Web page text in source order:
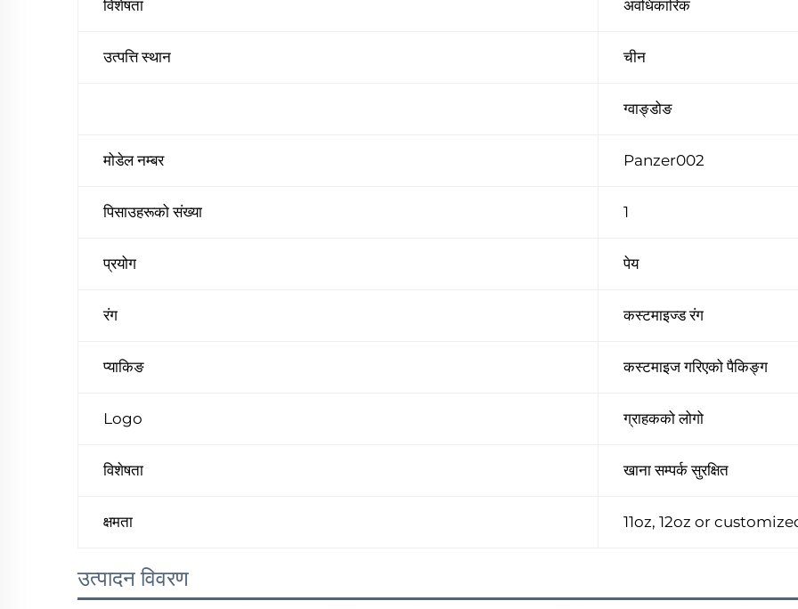
विशेषता अवधिकारिक
उत्पत्ति स्थान चीन
ग्वाङ्डोङ
मोडेल नम्बर Panzer002
पिसाउहरूको संख्या 1
प्रयोग पेय
रंग कस्टमाइज्ड रंग
प्याकिङ कस्टमाइज गरिएको पैकिङ्ग
Logo ग्राहकको लोगो
विशेषता खाना सम्पर्क सुरक्षित
क्षमता 11oz, 12oz or
उत्पादन विवरण